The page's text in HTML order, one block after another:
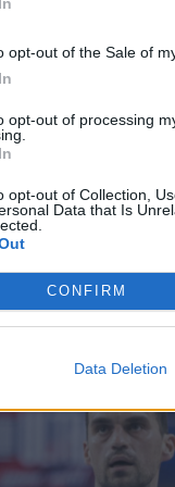
opt-out of the Sale of
opt-out of processing
opt-out of Collection,
Data that Is
CONFIRM
Data Deletion
Galbūt
nesinorėjo
po
– jums
bus, galvojau,
Dėl to